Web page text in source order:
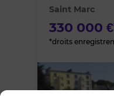
Saint Marc
330 000
*droits